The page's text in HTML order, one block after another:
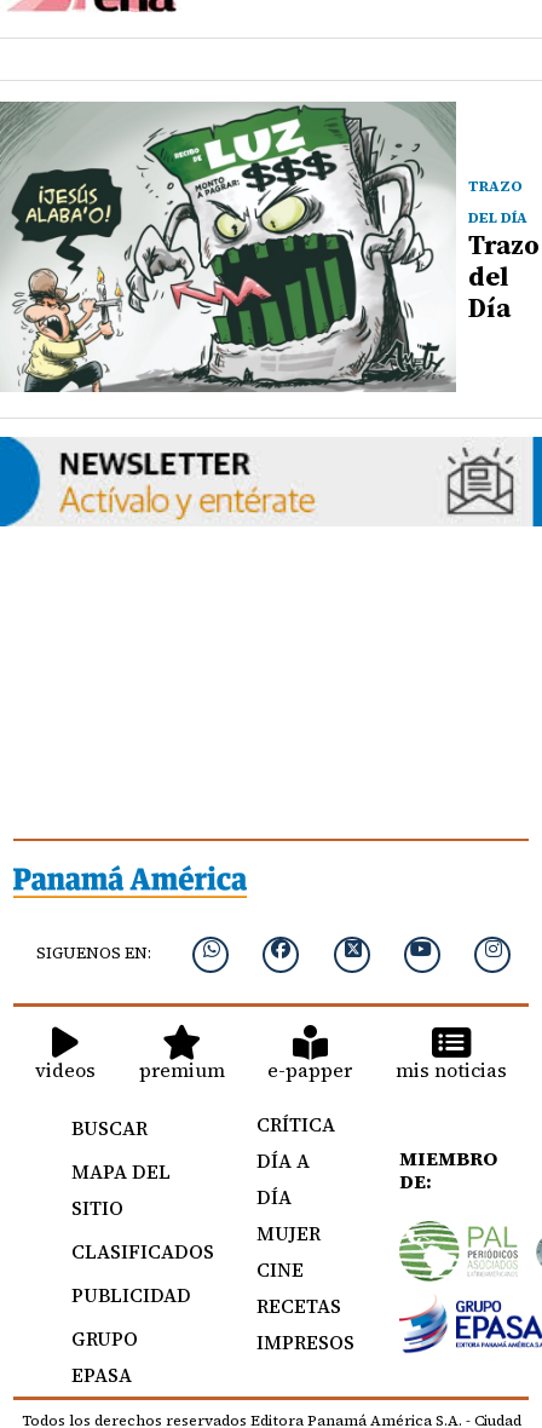
TRAZO
DEL DÍA
Trazo
del
Día
SIGUENOS EN:
videos premium e-papper mis noticias
BUSCAR
MAPA DEL
SITIO
CLASIFICADOS
PUBLICIDAD
GRUPO
EPASA
CRÍTICA
DÍA A
DÍA
MUJER
CINE
RECETAS
IMPRESOS
MIEMBRO
DE:
Todos los derechos reservados Editora Panamá América S.A. - Ciudad